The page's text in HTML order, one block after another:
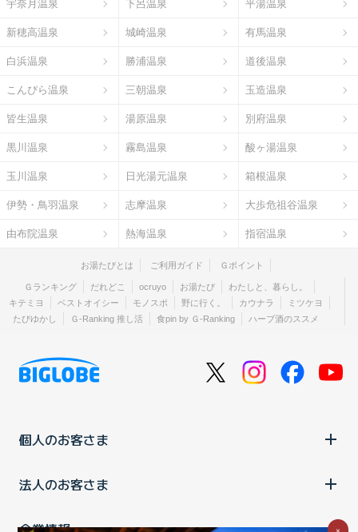
宇奈月温泉 下呂温泉 平湯温泉
新穂高温泉 城崎温泉 有馬温泉
白浜温泉 勝浦温泉 道後温泉
こんぴら温泉 三朝温泉 玉造温泉
皆生温泉 湯原温泉 別府温泉
黒川温泉 霧島温泉 酸ヶ湯温泉
玉川温泉 日光湯元温泉 箱根温泉
伊勢・鳥羽温泉 志摩温泉 大歩危祖谷温泉
由布院温泉 熱海温泉 指宿温泉
お湯たびとは ご利用ガイド Ｇポイント
Ｇランキング だれどこ ocruyo お湯たび
わたしと、暮らし。
キテミヨ
ベストオイシー モノスポ 野に行く。 カウナラ
ミツケヨ
たびゆかし
Ｇ-Ranking 推し活 食pin by Ｇ-Ranking ハーブ酒のススメ
個人のお客さま
法人のお客さま